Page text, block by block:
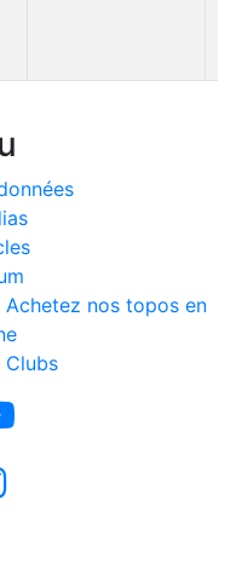
Achetez nos topos en
Clubs